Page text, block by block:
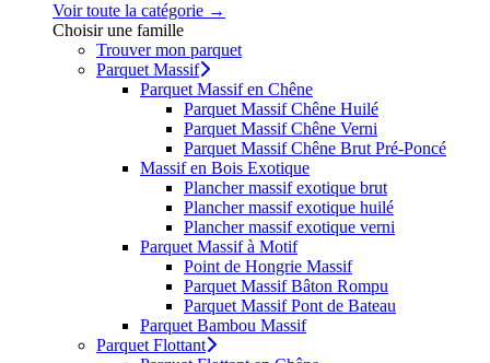
Voir toute la catégorie →
Choisir une famille
Trouver mon parquet
Parquet Massif
Parquet Massif en Chêne
Parquet Massif Chêne Huilé
Parquet Massif Chêne Verni
Parquet Massif Chêne Brut Pré-Poncé
Massif en Bois Exotique
Plancher massif exotique brut
Plancher massif exotique huilé
Plancher massif exotique verni
Parquet Massif à Motif
Point de Hongrie Massif
Parquet Massif Bâton Rompu
Parquet Massif Pont de Bateau
Parquet Bambou Massif
Parquet Flottant